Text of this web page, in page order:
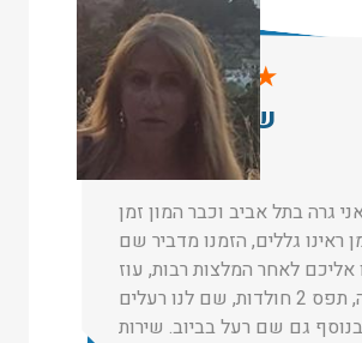
★ ★★★
שרה שם טוב
02/01/2020
גרה בתל אביב וכבר המון זמן
ראינו גללים, הזמנו מדביר שם
אליכם לאחר המלצות רבות, עוז
הגיע עשה סריקה מקיפה, תפס 2 חולדות, שם לנו רעלים
בנוסף גם שם רעל בביוב. שירות